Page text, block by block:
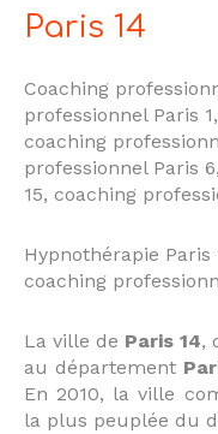
Paris 14
Coaching
professionnel Paris 1,
coaching
professionnel Paris 6,
15, coaching
Hypnothérapie Paris
coaching
La ville de Paris 14,
au département
En 2010, la ville
la plus peuplée du